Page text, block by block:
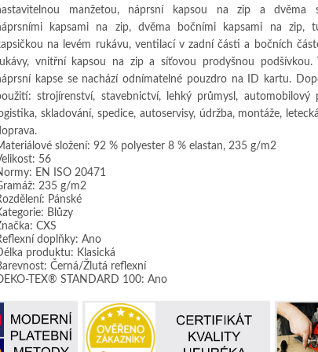
manžetou, náprsní kapsou na zip a dvěma
kapsami na zip, dvěma bočními kapsami na zip,
na levém rukávu, ventilací v zadní části a bočních
vnitřní kapsou na zip a síťovou prodyšnou podšívkou.
kapse se nachází odnímatelné pouzdro na ID kartu.
strojírenství, stavebnictví, lehký průmysl, automobilový
skladování, spedice, autoservisy, údržba, montáže,
složení: 92 % polyester 8 % elastan, 235 g/m2
56
EN ISO 20471
235 g/m2
Pánské
Blůzy
CXS
doplňky: Ano
produktu: Klasická
Černá/Žlutá reflexní
TEX® STANDARD 100: Ano